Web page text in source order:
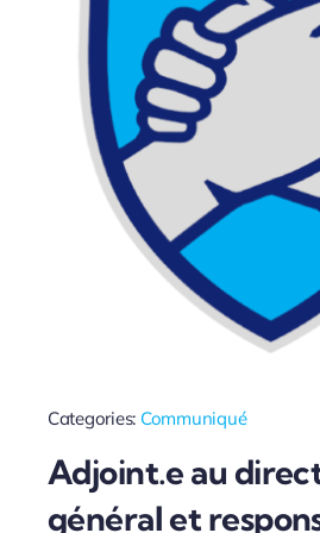
Categories: Communiqué
Adjoint.e au
général et